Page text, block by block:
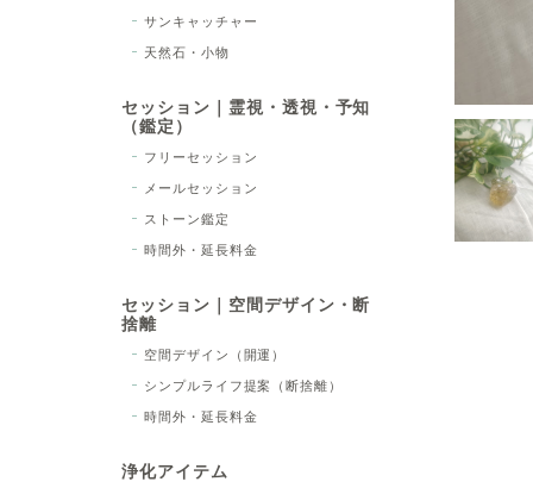
サンキャッチャー
天然石・小物
セッション｜霊視・透視・予知
（鑑定）
フリーセッション
メールセッション
ストーン鑑定
時間外・延長料金
セッション｜空間デザイン・断
捨離
空間デザイン（開運）
シンプルライフ提案（断捨離）
時間外・延長料金
浄化アイテム